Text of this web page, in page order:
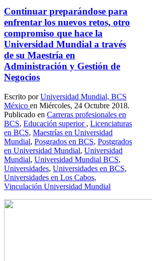
Continuar preparándose para
enfrentar los nuevos retos, otro
compromiso que hace la
Universidad Mundial a través
de su Maestría en
Administración y Gestión de
Negocios
Escrito porUniversidad Mundial, BCS
México en Miércoles, 24 Octubre 2018.
Publicado en Carreras profesionales en
BCS, Educación superior , Licenciaturas
en BCS, Maestrías en Universidad
Mundial, Posgrados en BCS, Postgrados
en Universidad Mundial, Universidad
Mundial, Universidad Mundial BCS,
Universidades, Universidades en BCS,
Universidades en Los Cabos,
Vinculación Universidad Mundial